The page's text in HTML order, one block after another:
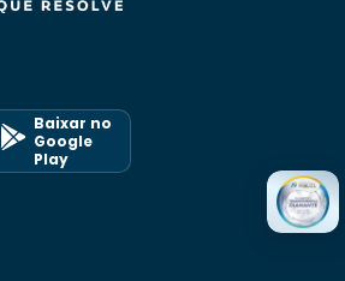
Baixar no
Google
Play